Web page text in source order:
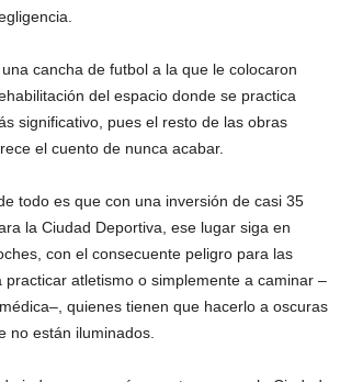
cancha de futbol a la que le colocaron
del espacio donde se practica
significativo, pues el resto de las obras
el cuento de nunca acabar.
todo es que con una inversión de casi 35
la Ciudad Deportiva, ese lugar siga en
con el consecuente peligro para las
practicar atletismo o simplemente a caminar –
quienes tienen que hacerlo a oscuras
no están iluminados.